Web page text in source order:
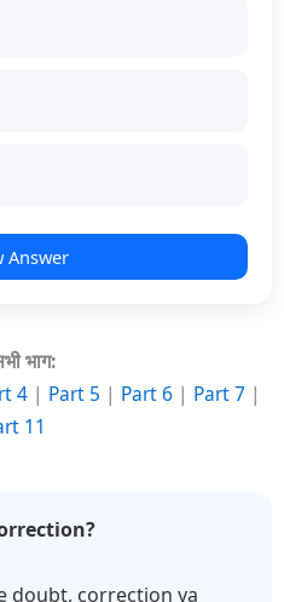
Answer
भाग:
4 | Part 5 | Part 6 | Part 7 |
11
doubt, correction ya